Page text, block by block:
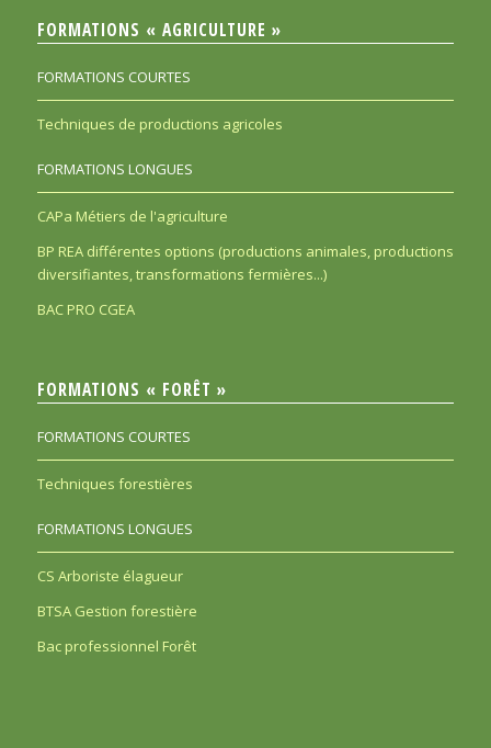
FORMATIONS « AGRICULTURE »
FORMATIONS COURTES
Techniques de productions agricoles
FORMATIONS LONGUES
CAPa Métiers de l'agriculture
BP REA différentes options (productions animales, productions
diversifiantes, transformations fermières...)
BAC PRO CGEA
FORMATIONS « FORÊT »
FORMATIONS COURTES
Techniques forestières
FORMATIONS LONGUES
CS Arboriste élagueur
BTSA Gestion forestière
Bac professionnel Forêt